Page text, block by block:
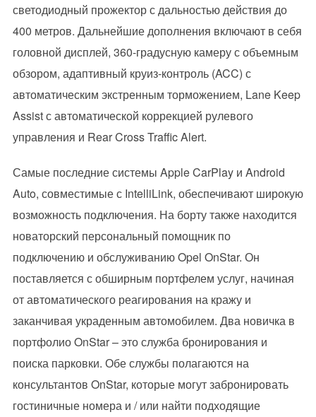
светодиодный прожектор с дальностью действия до
400 метров. Дальнейшие дополнения включают в себя
головной дисплей, 360-градусную камеру с объемным
обзором, адаптивный круиз-контроль (ACC) с
автоматическим экстренным торможением, Lane Keep
Assist с автоматической коррекцией рулевого
управления и Rear Cross Traffic Alert.
Самые последние системы Apple CarPlay и Android
Auto, совместимые с IntelliLink, обеспечивают широкую
возможность подключения. На борту также находится
новаторский персональный помощник по
подключению и обслуживанию Opel OnStar. Он
поставляется с обширным портфелем услуг, начиная
от автоматического реагирования на кражу и
заканчивая украденным автомобилем. Два новичка в
портфолио OnStar – это служба бронирования и
поиска парковки. Обе службы полагаются на
консультантов OnStar, которые могут забронировать
гостиничные номера и / или найти подходящие